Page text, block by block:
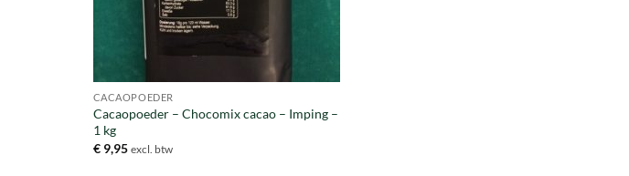
CACAOPOEDER
Cacaopoeder – Chocomix cacao – Imping –
1 kg
€9,95 excl. btw